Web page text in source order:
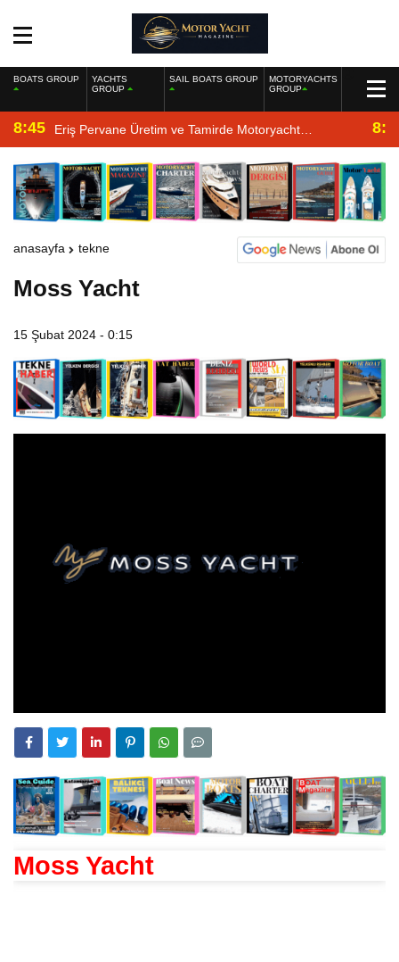
BOATS GROUP
YACHTS
GROUP
SAIL BOATS GROUP
MOTORYACHTS
GROUP
8:45 Eriş Pervane Üretim ve Tamirde Motoryacht
Magazine’de
anasayfa tekne
Moss Yacht
15 Şubat 2024 - 0:15
Moss Yacht